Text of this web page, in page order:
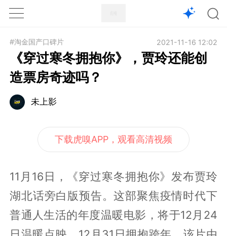
1X
#淘金国产口碑片 2021-11-16 12:02
《穿过寒冬拥抱你》，贾玲还能创
造票房奇迹吗？
未上影
下载虎嗅APP，观看高清视频
11月16日，《穿过寒冬拥抱你》发布贾玲
湖北话旁白版预告。这部聚焦疫情时代下
普通人生活的年度温暖电影，将于12月24